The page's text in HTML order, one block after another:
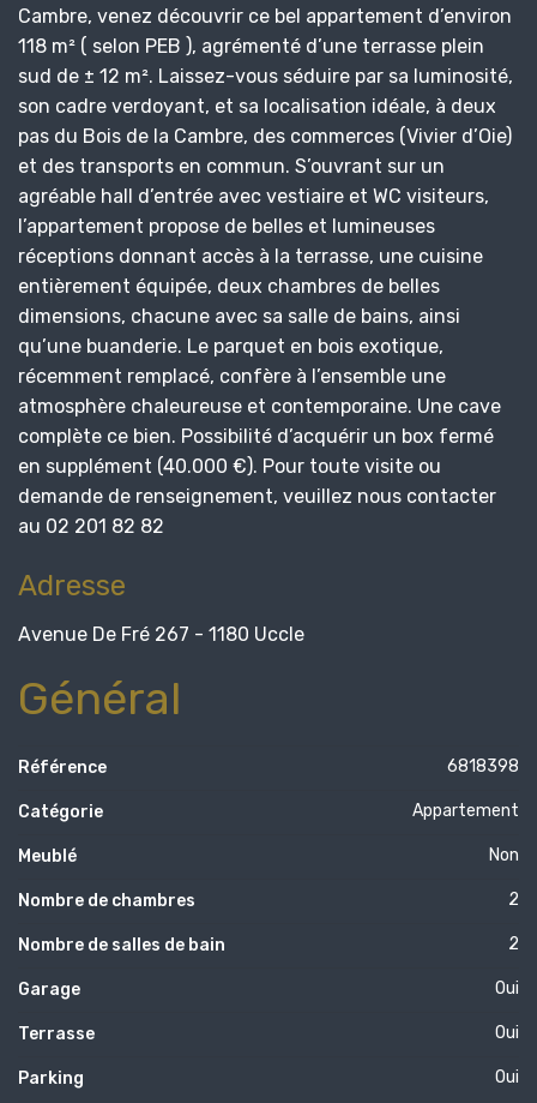
Cambre, venez découvrir ce bel appartement d’environ
118 m² ( selon PEB ), agrémenté d’une terrasse plein
sud de ± 12 m². Laissez-vous séduire par sa luminosité,
son cadre verdoyant, et sa localisation idéale, à deux
pas du Bois de la Cambre, des commerces (Vivier d’Oie)
et des transports en commun. S’ouvrant sur un
agréable hall d’entrée avec vestiaire et WC visiteurs,
l’appartement propose de belles et lumineuses
réceptions donnant accès à la terrasse, une cuisine
entièrement équipée, deux chambres de belles
dimensions, chacune avec sa salle de bains, ainsi
qu’une buanderie. Le parquet en bois exotique,
récemment remplacé, confère à l’ensemble une
atmosphère chaleureuse et contemporaine. Une cave
complète ce bien. Possibilité d’acquérir un box fermé
en supplément (40.000 €). Pour toute visite ou
demande de renseignement, veuillez nous contacter
au 02 201 82 82
Adresse
Avenue De Fré 267 - 1180 Uccle
Général
Référence 6818398
Catégorie Appartement
Meublé Non
Nombre de chambres 2
Nombre de salles de bain 2
Garage Oui
Terrasse Oui
Parking Oui